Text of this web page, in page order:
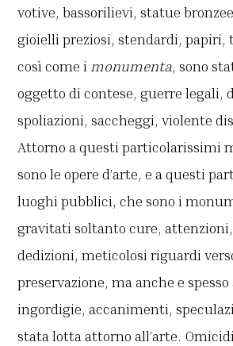
votive, bassorilievi, statue
gioielli preziosi, stendardi, papiri,
così come i monumenta, sono
oggetto di contese, guerre legali,
spoliazioni, saccheggi, violente
Attorno a questi particolarissimi
sono le opere d’arte, e a questi
luoghi pubblici, che sono i
gravitati soltanto cure,
dedizioni, meticolosi riguardi
preservazione, ma anche e
ingordigie, accanimenti,
stata lotta attorno all’arte.